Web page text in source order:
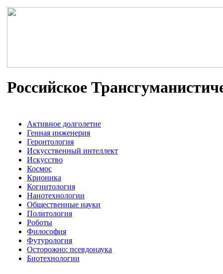
Российское
Активное долголетие
Генная инженерия
Геронтология
Искусственный интеллект
Искусство
Космос
Крионика
Когнитология
Нанотехнологии
Общественные науки
Политология
Роботы
Философия
Футурология
Осторожно: псевдонаука
Биотехнологии